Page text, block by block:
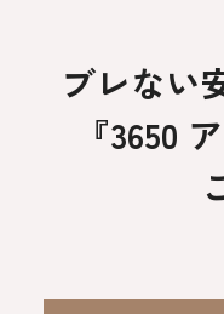
ブレない
『3650